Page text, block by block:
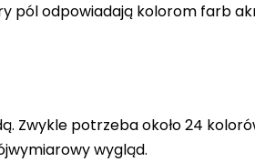
pól odpowiadają kolorom farb
Zwykle potrzeba około 24
wygląd.